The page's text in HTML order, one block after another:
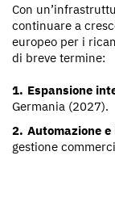
Con
continuare a
europeo per i
di breve termine:
Espansione
Germania (2027).
Automazione
gestione